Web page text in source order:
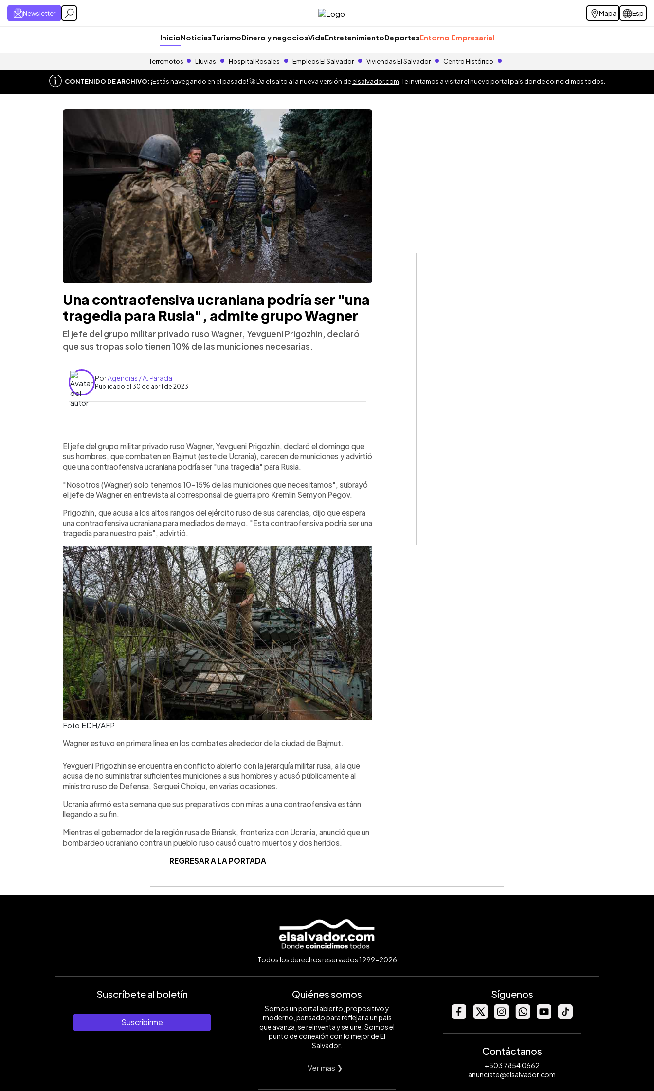
Newsletter Mapa Esp
InicioNoticiasTurismoDinero y negociosVidaEntretenimientoDeportesEntorno Empresarial
Terremotos Lluvias Hospital Rosales Empleos El Salvador Viviendas El Salvador Centro Histórico
CONTENIDO DE ARCHIVO:¡Estás navegando en el pasado! 🚀 Da el salto a la nueva versión deelsalvador.com . Te invitamos a visitar el nuevo portal país donde coincidimos todos.
Una contraofensiva ucraniana podría ser "una
tragedia para Rusia", admite grupo Wagner
El jefe del grupo militar privado ruso Wagner, Yevgueni Prigozhin, declaró
que sus tropas solo tienen 10% de las municiones necesarias.
PorAgencias / A. Parada
Publicado el 30 de abril de 2023
► Escuchar artículo
El jefe del grupo militar privado ruso Wagner, Yevgueni Prigozhin, declaró el domingo que
sus hombres, que combaten en Bajmut (este de Ucrania), carecen de municiones y advirtió
que una contraofensiva ucraniana podría ser "una tragedia" para Rusia.
"Nosotros (Wagner) solo tenemos 10-15% de las municiones que necesitamos", subrayó
el jefe de Wagner en entrevista al corresponsal de guerra pro Kremlin Semyon Pegov.
Prigozhin, que acusa a los altos rangos del ejército ruso de sus carencias, dijo que espera
una contraofensiva ucraniana para mediados de mayo. "Esta contraofensiva podría ser una
tragedia para nuestro país", advirtió.
Foto EDH/AFP
Wagner estuvo en primera línea en los combates alrededor de la ciudad de Bajmut.
Yevgueni Prigozhin se encuentra en conflicto abierto con la jerarquía militar rusa, a la que
acusa de no suministrar suficientes municiones a sus hombres y acusó públicamente al
ministro ruso de Defensa, Serguei Choigu, en varias ocasiones.
Ucrania afirmó esta semana que sus preparativos con miras a una contraofensiva estánn
llegando a su fin.
Mientras el gobernador de la región rusa de Briansk, fronteriza con Ucrania, anunció que un
bombardeo ucraniano contra un pueblo ruso causó cuatro muertos y dos heridos.
REGRESAR A LA PORTADA
Todos los derechos reservados 1999-2026
Suscríbete al boletín
Suscribirme
Quiénes somos
Somos un portal abierto, propositivo y
moderno, pensado para reflejar a un país
que avanza, se reinventa y se une. Somos el
punto de conexión con lo mejor de El
Salvador.
Ver mas ❯
Síguenos
Contáctanos
+503 7854 0662
anunciate@elsalvador.com